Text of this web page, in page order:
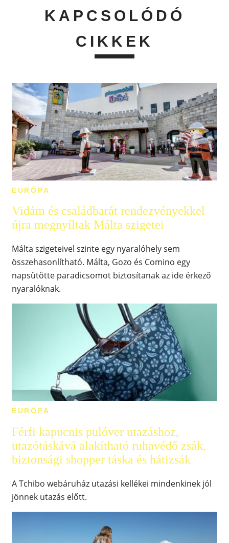
KAPCSOLÓDÓ
CIKKEK
EURÓPA
Vidám és családbarát rendezvényekkel
újra megnyíltak Málta szigetei
Málta szigeteivel szinte egy nyaralóhely sem
összehasonlítható. Málta, Gozo és Comino egy
napsütötte paradicsomot biztosítanak az ide érkező
nyaralóknak.
EURÓPA
Férfi kapucnis pulóver utazáshoz,
utazótáskává alakítható ruhavédő zsák,
biztonsági shopper táska és hátizsák
A Tchibo webáruház utazási kellékei mindenkinek jól
jönnek utazás előtt.